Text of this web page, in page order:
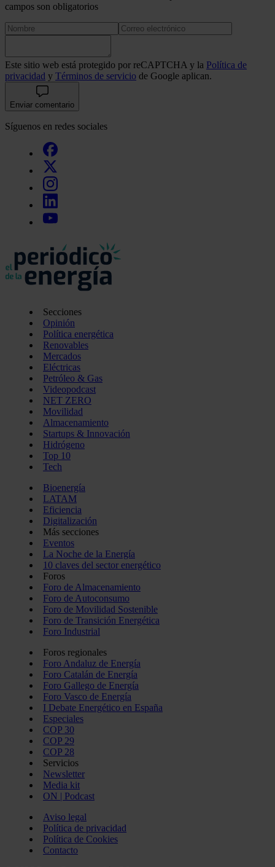
campos son obligatorios
Este sitio web está protegido por reCAPTCHA y la Política de
privacidad y Términos de servicio de Google aplican.
Enviar comentario
Síguenos en redes sociales
Secciones
Opinión
Política energética
Renovables
Mercados
Eléctricas
Petróleo & Gas
Videopodcast
NET ZERO
Movilidad
Almacenamiento
Startups & Innovación
Hidrógeno
Top 10
Tech
Bioenergía
LATAM
Eficiencia
Digitalización
Más secciones
Eventos
La Noche de la Energía
10 claves del sector energético
Foros
Foro de Almacenamiento
Foro de Autoconsumo
Foro de Movilidad Sostenible
Foro de Transición Energética
Foro Industrial
Foros regionales
Foro Andaluz de Energía
Foro Catalán de Energía
Foro Gallego de Energía
Foro Vasco de Energía
I Debate Energético en España
Especiales
COP 30
COP 29
COP 28
Servicios
Newsletter
Media kit
ON | Podcast
Aviso legal
Política de privacidad
Política de Cookies
Contacto